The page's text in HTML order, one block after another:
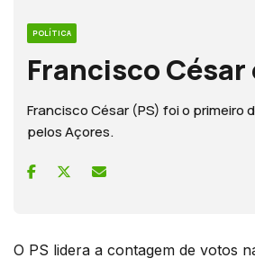
POLÍTICA
Francisco
Francisco César (PS) foi o primeiro
pelos Açores.
O PS lidera a contagem de votos